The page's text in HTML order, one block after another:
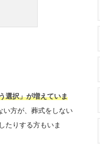
選択」が増えていま
い方が、葬式をしない
たりする方もいま